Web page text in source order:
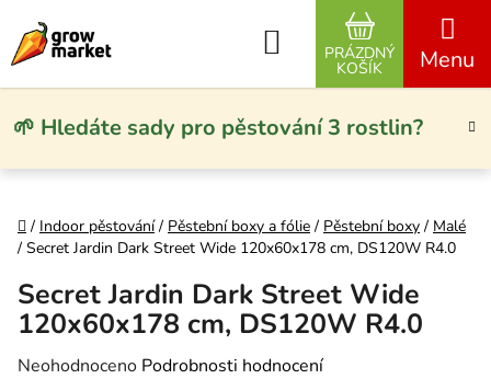
🌱 Hledáte sady pro pěstování 3 rostlin?
Hledat
NÁKUPNÍ
PRÁZDNÝ
KOŠÍK
Domů
/ Indoor pěstování / Pěstební boxy a fólie / Pěstební boxy / Malé
/ Secret Jardin Dark Street Wide 120x60x178 cm, DS120W R4.0
Secret Jardin Dark Street Wide
120x60x178 cm, DS120W R4.0
Průměrné hodnocení produktu je 0,0 z 5 hvězdiček.
Neohodnoceno Podrobnosti hodnocení